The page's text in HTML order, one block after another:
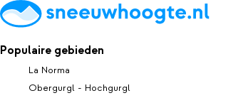
Populaire gebieden
La Norma
Obergurgl - Hochgurgl